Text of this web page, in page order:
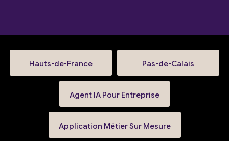
Hauts-de-France Pas-de-Calais
Agent IA Pour Entreprise
Application Métier Sur Mesure